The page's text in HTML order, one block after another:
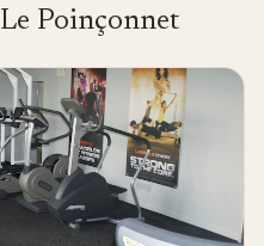
Le Poinçonnet